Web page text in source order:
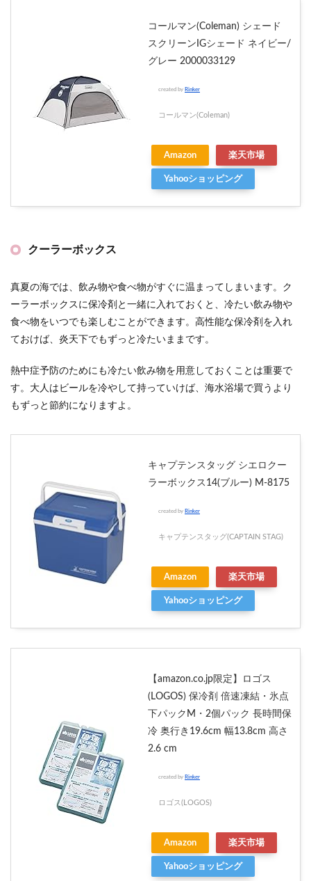
コールマン(Coleman) シェード
スクリーンIGシェード ネイビー/
グレー 2000033129
created by Rinker
コールマン(Coleman)
Amazon 楽天市場
Yahooショッピング
クーラーボックス
真夏の海では、飲み物や食べ物がすぐに温まってしまいます。ク
ーラーボックスに保冷剤と一緒に入れておくと、冷たい飲み物や
食べ物をいつでも楽しむことができます。高性能な保冷剤を入れ
ておけば、炎天下でもずっと冷たいままです。
熱中症予防のためにも冷たい飲み物を用意しておくことは重要で
す。大人はビールを冷やして持っていけば、海水浴場で買うより
もずっと節約になりますよ。
キャプテンスタッグ シエロクー
ラーボックス14(ブルー) M-8175
created by Rinker
キャプテンスタッグ(CAPTAIN STAG)
Amazon 楽天市場
Yahooショッピング
【amazon.co.jp限定】ロゴス
(LOGOS) 保冷剤 倍速凍結・氷点
下パックM・2個パック 長時間保
冷 奥行き19.6cm 幅13.8cm 高さ
2.6 cm
created by Rinker
ロゴス(LOGOS)
Amazon 楽天市場
Yahooショッピング